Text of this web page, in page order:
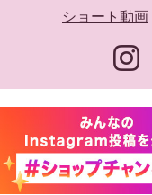
ショート動画